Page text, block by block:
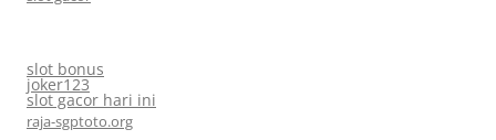
slot bonus
joker123
slot gacor hari ini
raja-sgptoto.org